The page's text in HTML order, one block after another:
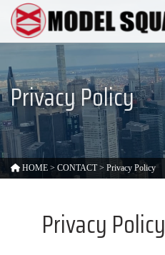
Privacy Policy
HOME > CONTACT> Privacy Policy
Privacy Policy